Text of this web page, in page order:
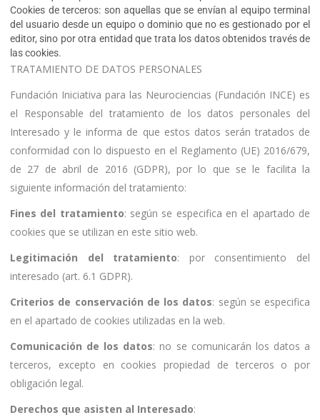
Cookies de terceros: son aquellas que se envían al equipo terminal
del usuario desde un equipo o dominio que no es gestionado por el
editor, sino por otra entidad que trata los datos obtenidos través de
las cookies.
TRATAMIENTO DE DATOS PERSONALES
Fundación Iniciativa para las Neurociencias (Fundación INCE) es
el Responsable del tratamiento de los datos personales del
Interesado y le informa de que estos datos serán tratados de
conformidad con lo dispuesto en el Reglamento (UE) 2016/679,
de 27 de abril de 2016 (GDPR), por lo que se le facilita la
siguiente información del tratamiento:
Fines del tratamiento: según se especifica en el apartado de
cookies que se utilizan en este sitio web.
Legitimación del tratamiento: por consentimiento del
interesado (art. 6.1 GDPR).
Criterios de conservación de los datos: según se especifica
en el apartado de cookies utilizadas en la web.
Comunicación de los datos: no se comunicarán los datos a
terceros, excepto en cookies propiedad de terceros o por
obligación legal.
Derechos que asisten al Interesado: